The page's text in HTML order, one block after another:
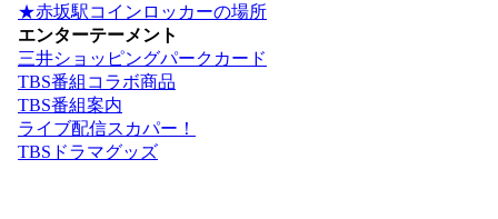
★赤坂駅コインロッカーの場所
エンターテーメント
三井ショッピングパークカード
TBS番組コラボ商品
TBS番組案内
ライブ配信スカパー！
TBSドラマグッズ